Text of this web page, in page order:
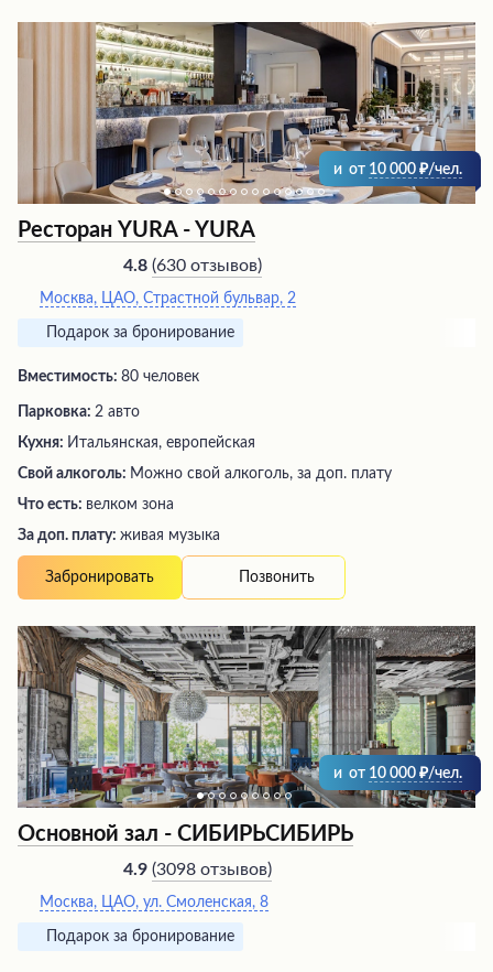
зажигательные танцы.
и от 10 000 /чел.
Ресторан YURA - YURA
4.8 (630 отзывов)
Москва, ЦАО, Страстной бульвар, 2
Подарок за бронирование
Вместимость: 80 человек
Парковка: 2 авто
Кухня: Итальянская, европейская
Свой алкоголь: Можно свой алкоголь, за доп. плату
Что есть: велком зона
За доп. плату: живая музыка
Забронировать Позвонить
и от 10 000 /чел.
Основной зал - СИБИРЬСИБИРЬ
4.9 (3098 отзывов)
Москва, ЦАО, ул. Смоленская, 8
Подарок за бронирование